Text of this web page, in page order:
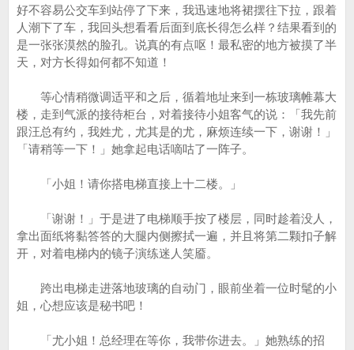
好不容易公交车到站停了下来，我迅速地将裙摆往下拉，跟着
人潮下了车，我回头想看看后面到底长得怎么样？结果看到的
是一张张漠然的脸孔。说真的有点呕！最私密的地方被摸了半
天，对方长得如何都不知道！
等心情稍微调适平和之后，循着地址来到一栋玻璃帷幕大
楼，走到气派的接待柜台，对着接待小姐客气的说：「我先前
跟汪总有约，我姓尤，尤其是的尤，麻烦连续一下，谢谢！」
「请稍等一下！」她拿起电话嘀咕了一阵子。
「小姐！请你搭电梯直接上十二楼。」
「谢谢！」于是进了电梯顺手按了楼层，同时趁着没人，
拿出面纸将黏答答的大腿内侧擦拭一遍，并且将第二颗扣子解
开，对着电梯内的镜子演练迷人笑靥。
跨出电梯走进落地玻璃的自动门，眼前坐着一位时髦的小
姐，心想应该是秘书吧！
「尤小姐！总经理在等你，我带你进去。」她熟练的招